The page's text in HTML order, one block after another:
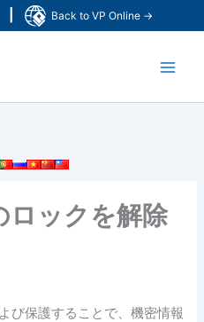
Back to VP Online →
ロックを解除
び保護することで、機密情報